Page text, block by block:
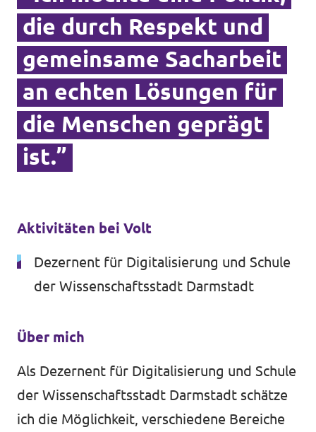
Volt vor Ort in Hessen
Transparenz
Datenschutz
Impressum
die durch Respekt und
gemeinsame Sacharbeit
an echten Lösungen für
die Menschen geprägt
ist.”
Aktivitäten bei Volt
Dezernent für Digitalisierung und Schule
der Wissenschaftsstadt Darmstadt
Über mich
Als Dezernent für Digitalisierung und Schule
der Wissenschaftsstadt Darmstadt schätze
ich die Möglichkeit, verschiedene Bereiche